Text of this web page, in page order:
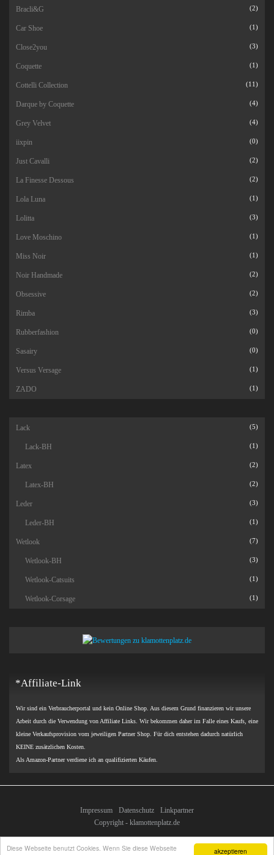
akzeptieren
Diese Webseite benutzt Cookies. Wenn Sie diese Webseite
Bracli&G (2)
Car Shoe (1)
Close2you (3)
Coquette (1)
Cottelli Collection (11)
Darque by Coquette (4)
Grey Velvet (4)
iixpin (0)
Just Cavalli (2)
La Finesse Dessous (2)
Lola Luna (1)
Lolitta (3)
Love Moschino (1)
Miss Noir (1)
Noir Handmade (2)
Obsessive (2)
Rimba (3)
Rubberfashion (0)
Sasairy (0)
Versus Versage (1)
ZADO (1)
Lack (5)
Lack-BH (1)
Latex (2)
Latex-BH (2)
Leder (3)
Leder-BH (1)
Wetlook (7)
Wetlook-BH (3)
Wetlook-Catsuits (1)
Wetlook-Corsage (1)
*Affiliate-Link
Wir sind ein Verbraucherportal und kein Online Shop. Aus diesem Grund finanzieren wir unsere
Arbeit durch die Verwendung von Affiliate Links. Wir bekommen daher im Falle eines Kaufs, eine
kleine Verkaufsprovision vom jeweiligen Partner Shop. Für dich entstehen dadurch natürlich
KEINE zusätzlichen Kosten.
Als Amazon-Partner verdiene ich an qualifizierten Käufen.
Impressum Datenschutz
Linkpartner
Copyright - klamottenplatz.de